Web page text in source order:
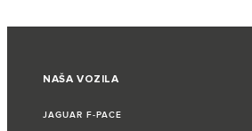
NAŠA VOZILA
JAGUAR F‑PACE